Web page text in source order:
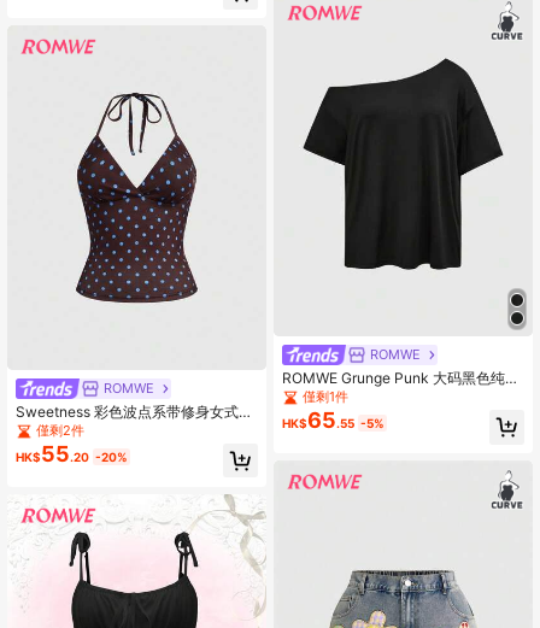
ROMWE
Sweetness 彩色波点系带修身女式背
心 僅剩2件
HK$55.20 -20%
ROMWE
ROMWE Grunge Punk 大码黑色纯色
不对称肩T恤上衣，朋克街头性感风格
僅剩1件
HK$65.55 -5%